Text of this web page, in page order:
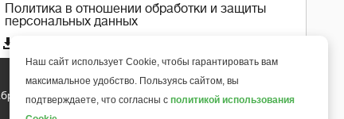
Политика в отношении обработки и защиты
персональных данных

2018 года
6+
Наш сайт использует Cookie, чтобы гарантировать вам
максимальное удобство. Пользуясь сайтом, вы
подтверждаете, что согласны с политикой использования